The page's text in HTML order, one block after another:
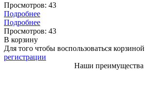
Просмотров: 43
Подробнее
Подробнее
Просмотров: 43
В корзину
Для того чтобы воспользоваться
регистрации
Наши преимущества